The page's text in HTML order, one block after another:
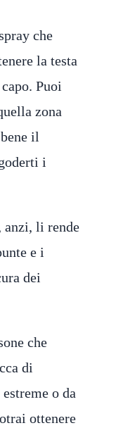
che
la testa
Puoi
zona
il
i
anzi, li rende
e i
dei
che
di
o da
ottenere